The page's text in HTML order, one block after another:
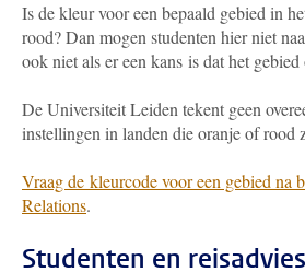
Is de kleur voor een bepaald gebied in
rood? Dan mogen studenten hier niet
ook niet als er een kans is dat het
De Universiteit Leiden tekent geen
instellingen in landen die oranje of rood
Vraag de kleurcode voor een gebied na
Relations.
Studenten en reisadvies